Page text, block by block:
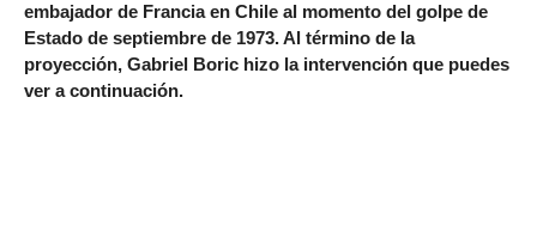
embajador de Francia en Chile al momento del golpe de
Estado de septiembre de 1973. Al término de la
proyección, Gabriel Boric hizo la intervención que puedes
ver a continuación.